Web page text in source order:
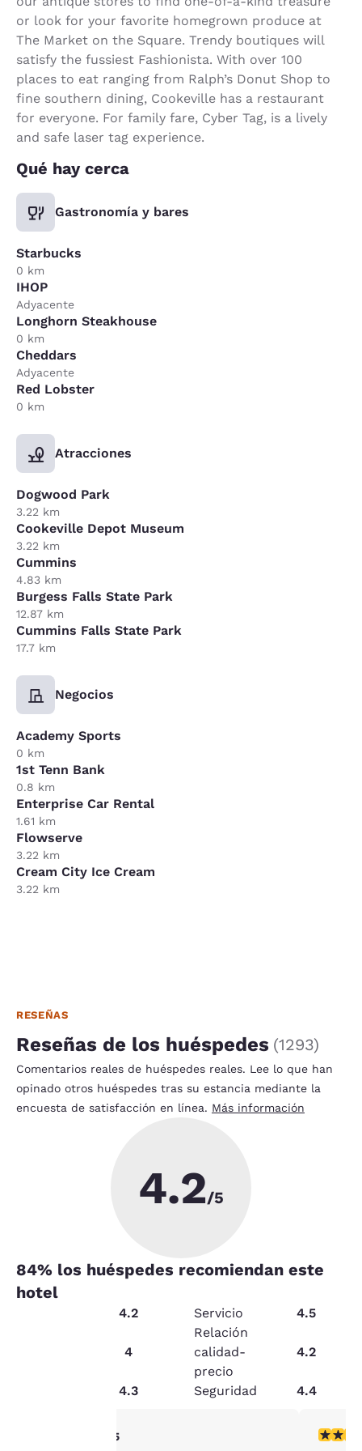
or look for your favorite homegrown produce at
The Market on the Square. Trendy boutiques will
satisfy the fussiest Fashionista. With over 100
places to eat ranging from Ralph’s Donut Shop to
fine southern dining, Cookeville has a restaurant
for everyone. For family fare, Cyber Tag, is a lively
and safe laser tag experience.
Qué hay cerca
Gastronomía y bares
Starbucks
0 km
IHOP
Adyacente
Longhorn Steakhouse
0 km
Cheddars
Adyacente
Red Lobster
0 km
Atracciones
Dogwood Park
3.22 km
Cookeville Depot Museum
3.22 km
Cummins
4.83 km
Burgess Falls State Park
12.87 km
Cummins Falls State Park
17.7 km
Negocios
Academy Sports
0 km
1st Tenn Bank
0.8 km
Enterprise Car Rental
1.61 km
Flowserve
3.22 km
Cream City Ice Cream
3.22 km
RESEÑAS
Reseñas de los huéspedes (1293)
Comentarios reales de huéspedes reales. Lee lo que han
opinado otros huéspedes tras su estancia mediante la
encuesta de satisfacción en línea. Más información
4.2/5
84% los huéspedes recomiendan este
hotel
4.2 Servicio 4.5
4
Relación
calidad-
precio
4.2
4.3 Seguridad 4.4
Calificación de 5 estrellas. Excepcional. 1 reseña
5/5